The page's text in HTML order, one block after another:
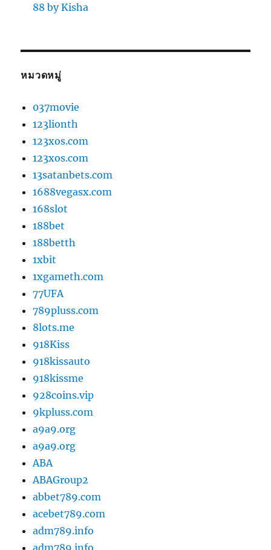
88 by Kisha
หมวดหมู่
037movie
123lionth
123xos.com
123xos.com
13satanbets.com
1688vegasx.com
168slot
188bet
188betth
1xbit
1xgameth.com
77UFA
789pluss.com
8lots.me
918Kiss
918kissauto
918kissme
928coins.vip
9kpluss.com
a9a9.org
a9a9.org
ABA
ABAGroup2
abbet789.com
acebet789.com
adm789.info
adm789.info